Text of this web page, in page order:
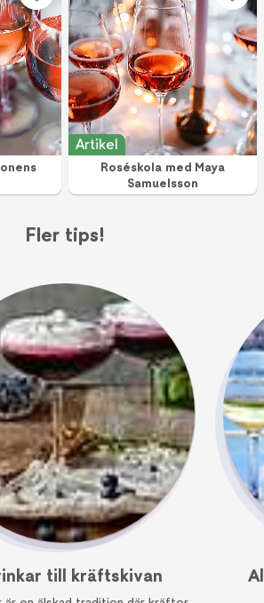
Artikel
Roséskola med Maya
Samuelsson
Fler tips!
till kräftskivan